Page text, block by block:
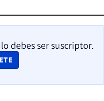
debes ser suscriptor.
WINDOW